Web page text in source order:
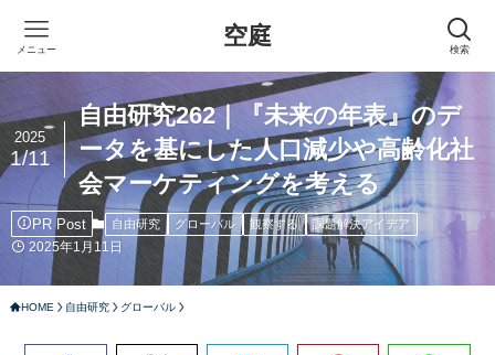
空庭 検索
メニュー
自由研究262｜『未来の年表』のデ
ータを基にした人口減少や高齢化社
会マーケティングを考える
2025
1/11
PR Post 自由研究 グローバル 観察する 課題解決アイデア
2025年1月11日
HOME 自由研究 グローバル